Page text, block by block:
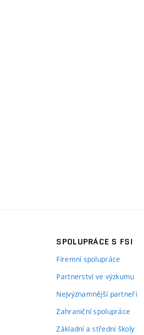
SPOLUPRÁCE S FSI
Firemní spolupráce
Partnerství ve výzkumu
Nejvýznamnější partneři
Zahraniční spolupráce
Základní a střední školy